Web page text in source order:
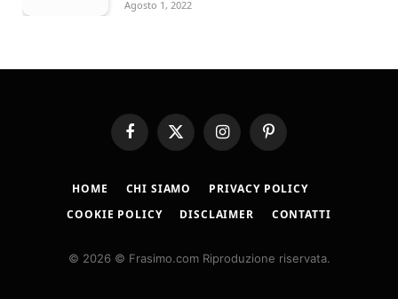
Agosto 1, 2022
Facebook
X
(Twitter)
InstagramPinterest
HOME CHI SIAMO
PRIVACY POLICY
COOKIE POLICY
DISCLAIMER CONTATTI
© 2026 © Frasimo.com Riproduzione riservata.